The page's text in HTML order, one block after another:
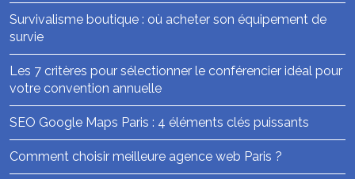
Survivalisme boutique : où acheter son équipement de
survie
Les 7 critères pour sélectionner le conférencier idéal pour
votre convention annuelle
SEO Google Maps Paris : 4 éléments clés puissants
Comment choisir meilleure agence web Paris ?